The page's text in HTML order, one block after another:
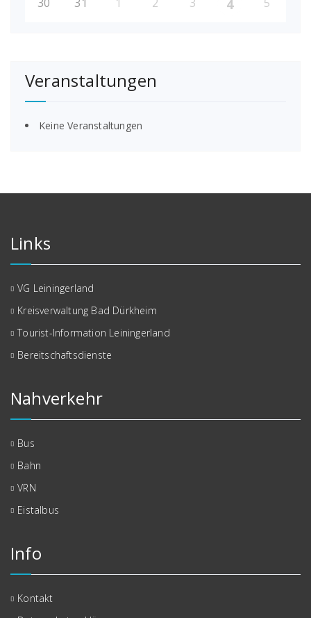
4
Veranstaltungen
Keine Veranstaltungen
Links
VG Leiningerland
Kreisverwaltung Bad Dürkheim
Tourist-Information Leiningerland
Bereitschaftsdienste
Nahverkehr
Bus
Bahn
VRN
Eistalbus
Info
Kontakt